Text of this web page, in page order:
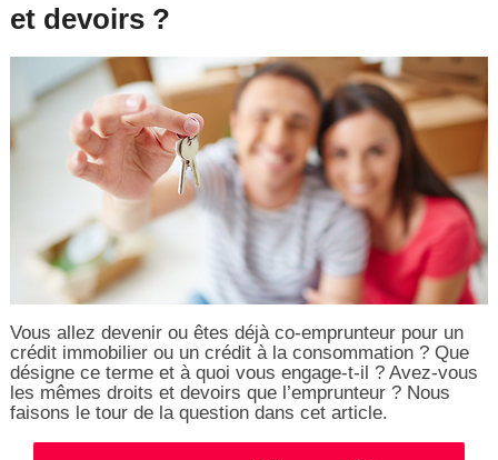
et devoirs ?
Vous allez devenir ou êtes déjà co-emprunteur pour un
crédit immobilier ou un crédit à la consommation ? Que
désigne ce terme et à quoi vous engage-t-il ? Avez-vous
les mêmes droits et devoirs que l’emprunteur ? Nous
faisons le tour de la question dans cet article.